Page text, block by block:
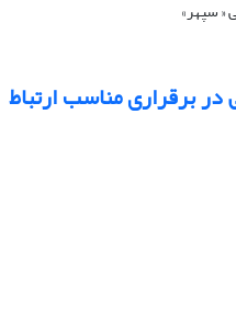
برقرارى مناسب ارتباط